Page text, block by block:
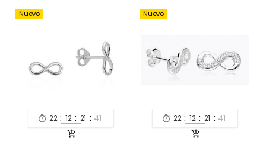
Nuevo
 22 : 12 : 21 : 39

Nuevo
 22 : 12 : 21 : 39
